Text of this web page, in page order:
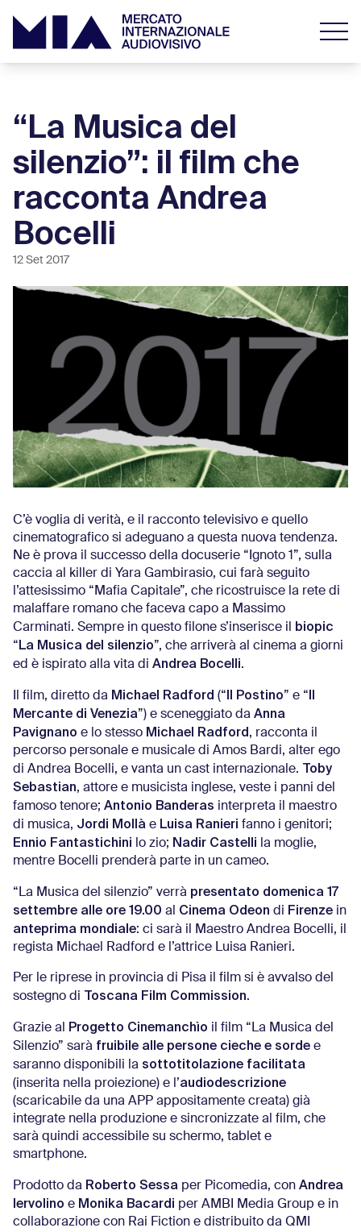
“La Musica del
silenzio”: il film che
racconta Andrea
Bocelli
12 Set 2017
C’è voglia di verità, e il racconto televisivo e quello
cinematografico si adeguano a questa nuova tendenza.
Ne è prova il successo della docuserie “Ignoto 1”, sulla
caccia al killer di Yara Gambirasio, cui farà seguito
l’attesissimo “Mafia Capitale”, che ricostruisce la rete di
malaffare romano che faceva capo a Massimo
Carminati. Sempre in questo filone s’inserisce il biopic
“La Musica del silenzio”, che arriverà al cinema a giorni
ed è ispirato alla vita di Andrea Bocelli.
Il film, diretto da Michael Radford (“Il Postino” e “Il
Mercante di Venezia”) e sceneggiato da Anna
Pavignano e lo stesso Michael Radford, racconta il
percorso personale e musicale di Amos Bardi, alter ego
di Andrea Bocelli, e vanta un cast internazionale. Toby
Sebastian, attore e musicista inglese, veste i panni del
famoso tenore; Antonio Banderas interpreta il maestro
di musica, Jordi Mollà e Luisa Ranieri fanno i genitori;
Ennio Fantastichini lo zio; Nadir Castelli la moglie,
mentre Bocelli prenderà parte in un cameo.
“La Musica del silenzio” verrà presentato domenica 17
settembre alle ore 19.00 al Cinema Odeon di Firenze in
anteprima mondiale: ci sarà il Maestro Andrea Bocelli, il
regista Michael Radford e l’attrice Luisa Ranieri.
Per le riprese in provincia di Pisa il film si è avvalso del
sostegno di Toscana Film Commission.
Grazie al Progetto Cinemanchìo il film “La Musica del
Silenzio” sarà fruibile alle persone cieche e sorde e
saranno disponibili la sottotitolazione facilitata
(inserita nella proiezione) e l’audiodescrizione
(scaricabile da una APP appositamente creata) già
integrate nella produzione e sincronizzate al film, che
sarà quindi accessibile su schermo, tablet e
smartphone.
Prodotto da Roberto Sessa per Picomedia, con Andrea
Iervolino e Monika Bacardi per AMBI Media Group e in
collaborazione con Rai Fiction e distribuito da QMI